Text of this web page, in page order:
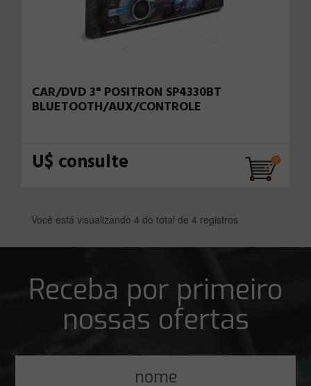
CAR/DVD 3" POSITRON SP4330BT
BLUETOOTH/AUX/CONTROLE
U$ consulte
Você está visualizando 4 do total de 4 registros
Receba por primeiro
nossas ofertas